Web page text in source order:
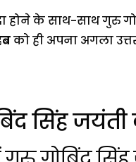
होने के साथ-साथ गुरु
को ही अपना अगला
सिंह